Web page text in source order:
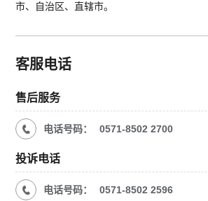
市、自治区、直辖市。
客服电话
售后服务
电话号码： 0571-8502 2700
投诉电话
电话号码： 0571-8502 2596